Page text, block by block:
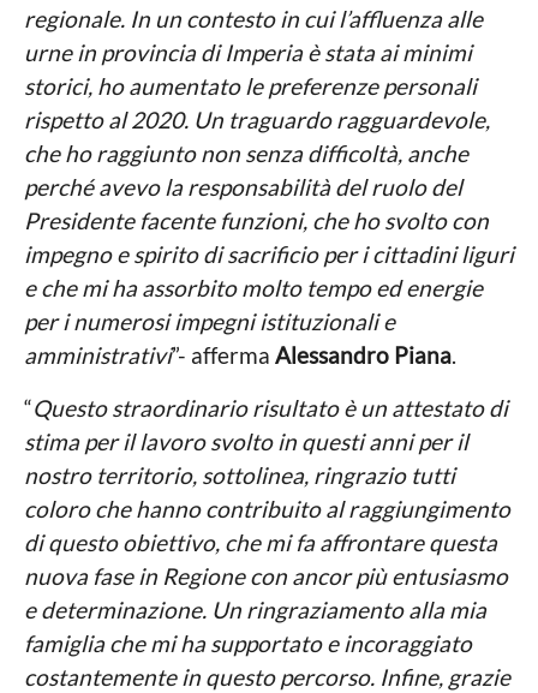
regionale. In un contesto in cui l’affluenza alle
urne in provincia di Imperia è stata ai minimi
storici, ho aumentato le preferenze personali
rispetto al 2020. Un traguardo ragguardevole,
che ho raggiunto non senza difficoltà, anche
perché avevo la responsabilità del ruolo del
Presidente facente funzioni, che ho svolto con
impegno e spirito di sacrificio per i cittadini liguri
e che mi ha assorbito molto tempo ed energie
per i numerosi impegni istituzionali e
amministrativi”- afferma Alessandro Piana.
“Questo straordinario risultato è un attestato di
stima per il lavoro svolto in questi anni per il
nostro territorio, sottolinea, ringrazio tutti
coloro che hanno contribuito al raggiungimento
di questo obiettivo, che mi fa affrontare questa
nuova fase in Regione con ancor più entusiasmo
e determinazione. Un ringraziamento alla mia
famiglia che mi ha supportato e incoraggiato
costantemente in questo percorso. Infine, grazie